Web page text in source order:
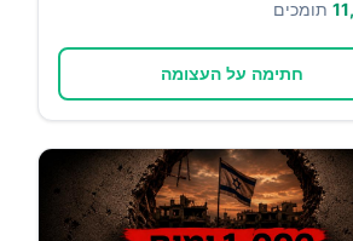
תומכים
חתימה על העצומה